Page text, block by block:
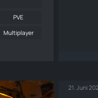
PVE
Multiplayer
21. Juni